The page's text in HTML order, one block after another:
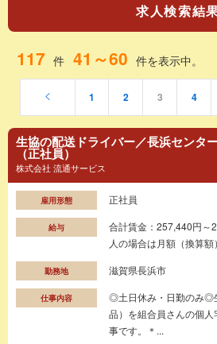
求人検索結
117 件 41～60 件を表示中。
1 2 3 4
生協の配送ドライバー／長浜センタ
（正社員）
株式会社 流通サービス
雇用形態 正社員
給与
合計賃金：257,440円～
人の場合は月額（換算
勤務地 滋賀県長浜市
仕事内容
◎土日休み・日勤のみ◎
品）を組合員さんの個
事です。＊...